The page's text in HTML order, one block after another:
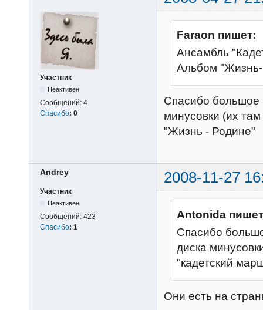
Участник
Неактивен
Сообщений: 4
Спасибо: 0
Faraon пишет:
Ансамбль
Альбом "Жизнь-
Спасибо большое
минусовки (их
"Жизнь - Родине"
Andrey 2008-11-27
Участник
Неактивен
Сообщений: 423
Спасибо: 1
Antonida
Спасибо
диска
"кадетский
Они есть на